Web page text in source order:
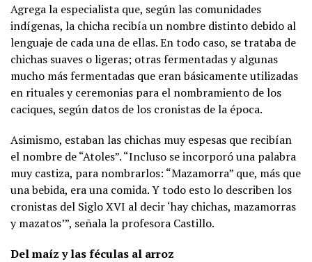
Agrega la especialista que, según las comunidades
indígenas, la chicha recibía un nombre distinto debido al
lenguaje de cada una de ellas. En todo caso, se trataba de
chichas suaves o ligeras; otras fermentadas y algunas
mucho más fermentadas que eran básicamente utilizadas
en rituales y ceremonias para el nombramiento de los
caciques, según datos de los cronistas de la época.
Asimismo, estaban las chichas muy espesas que recibían
el nombre de “Atoles”. “Incluso se incorporó una palabra
muy castiza, para nombrarlos: “Mazamorra” que, más que
una bebida, era una comida. Y todo esto lo describen los
cronistas del Siglo XVI al decir ‘hay chichas, mazamorras
y mazatos’”, señala la profesora Castillo.
Del maíz y las féculas al arroz